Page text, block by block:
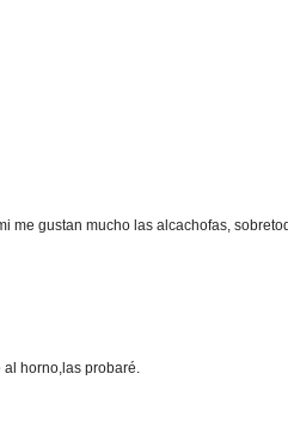
me gustan mucho las alcachofas,
al horno,las probaré.